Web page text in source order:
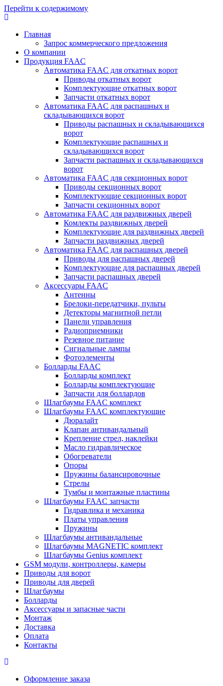
Перейти к содержимому
Главная
Запрос коммерческого предложения
О компании
Продукция FAAC
Автоматика FAAC для откатных ворот
Приводы откатных ворот
Комплектующие откатных ворот
Запчасти откатных ворот
Автоматика FAAC для распашных и
складывающихся ворот
Приводы распашных и складывающихся
ворот
Комплектующие распашных и
складывающихся ворот
Запчасти распашных и складывающихся
ворот
Автоматика FAAC для секционных ворот
Приводы секционных ворот
Комплектующие секционных ворот
Запчасти секционных ворот
Автоматика FAAC для раздвижных дверей
Комлекты раздвижных дверей
Комплектующие для раздвижных дверей
Запчасти раздвижных дверей
Автоматика FAAC для распашных дверей
Приводы для распашных дверей
Комплектующие для распашных дверей
Запчасти распашных дверей
Аксессуары FAAC
Антенны
Брелоки-передатчики, пульты
Детекторы магнитной петли
Панели управления
Радиоприемники
Резевное питание
Сигнальные лампы
Фотоэлементы
Болларды FAAC
Болларды комплект
Болларды комплектующие
Запчасти для боллардов
Шлагбаумы FAAC комплект
Шлагбаумы FAAC комплектующие
Дюралайт
Клапан антивандальный
Крепление стрел, наклейки
Масло гидравлическое
Обогреватели
Опоры
Пружины балансировочные
Стрелы
Тумбы и монтажные пластины
Шлагбаумы FAAC запчасти
Гидравлика и механика
Платы управления
Пружины
Шлагбаумы антивандальные
Шлагбаумы MAGNETIC комплект
Шлагбаумы Genius комплект
GSM модули, контроллеры, камеры
Приводы для ворот
Приводы для дверей
Шлагбаумы
Болларды
Аксессуары и запасные части
Монтаж
Доставка
Оплата
Контакты
Оформление заказа